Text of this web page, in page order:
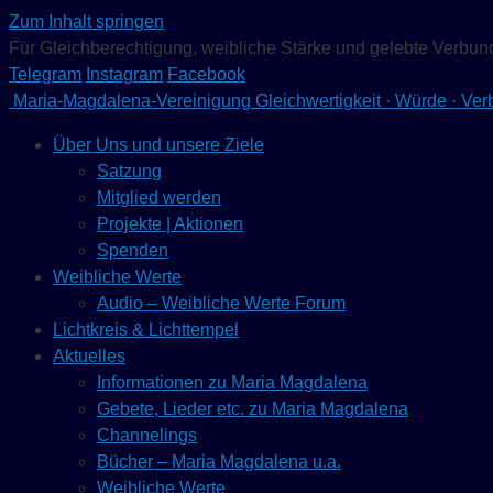
Zum Inhalt springen
Für Gleichberechtigung, weibliche Stärke und gelebte
Telegram Instagram Facebook
Maria-Magdalena-Vereinigung Gleichwertigkeit · Würde ·
Über Uns und unsere Ziele
Satzung
Mitglied werden
Projekte | Aktionen
Spenden
Weibliche Werte
Audio – Weibliche Werte Forum
Lichtkreis & Lichttempel
Aktuelles
Informationen zu Maria Magdalena
Gebete, Lieder etc. zu Maria Magdalena
Channelings
Bücher – Maria Magdalena u.a.
Weibliche Werte